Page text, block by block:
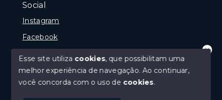
Social
Instagram
Facebook
Olá! que bom te ver por aqui!
precisando de ajuda ou buscando outro
tipo de imóvel, fale conosco!
Esse site utiliza cookies, que possibilitam uma
melhor experiência de navegação.Ao continuar,
você concorda com o uso de cookies.